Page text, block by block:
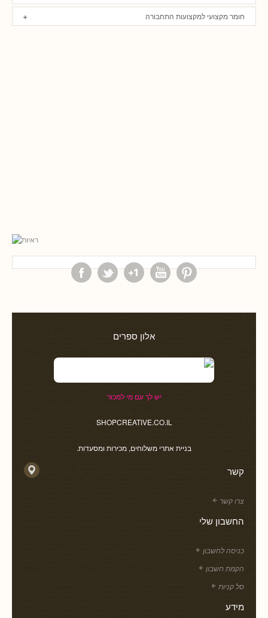
חומר מקצועי למקצועות התחבורה
אלון ספרים
יש לך עם מי למכור
SHOPCREATIVE.CO.IL
בניית אתרי משלוחים, מכירות ומסעדות.
קשר
צרו קשר
החשבון שלי
כניסה לחשבון
הקמת חשבון
סל קניות
מידע